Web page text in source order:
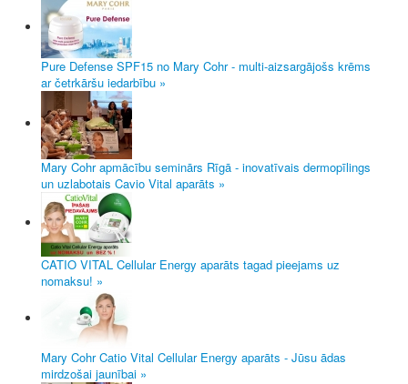
Pure Defense SPF15 no Mary Cohr - multi-aizsargājošs krēms
ar četrkāršu iedarbību »
Mary Cohr apmācību seminārs Rīgā - inovatīvais dermopīlings
un uzlabotais Cavio Vital aparāts »
CATIO VITAL Cellular Energy aparāts tagad pieejams uz
nomaksu! »
Mary Cohr Catio Vital Cellular Energy aparāts - Jūsu ādas
mirdzošai jaunībai »